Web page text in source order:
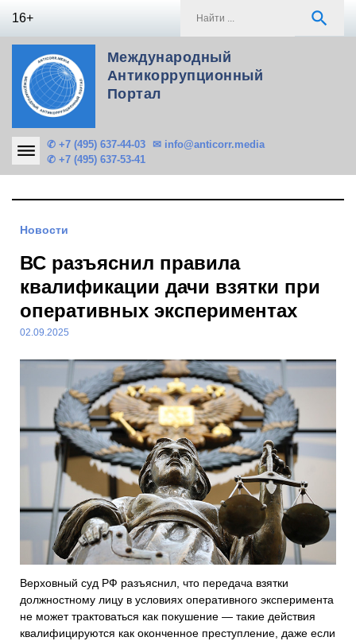
16+ search
Международный
Антикоррупционный
Портал
✆ +7 (495) 637-44-03
✆ +7 (495) 637-53-41
✉ info@anticorr.media
Новости
ВС разъяснил правила
квалификации дачи взятки при
оперативных экспериментах
02.09.2025
Верховный суд РФ разъяснил, что передача взятки
должностному лицу в условиях оперативного эксперимента
не может трактоваться как покушение — такие действия
квалифицируются как оконченное преступление, даже если